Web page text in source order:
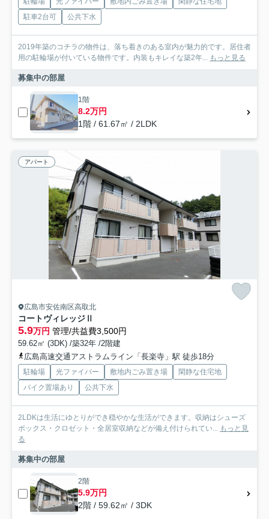
駐車2台可
公共下水
2019年築のコチラの物件は、落ち着きのある室内が魅力的です。居住者
用の駐輪場が付いている物件です。内装もキレイな築2年... もっと見る
募集中の部屋
1階
8.2万円
1階 / 61.67㎡ / 2LDK
アパート
広島市安佐南区高取北
コートヴィレッジⅡ
5.9万円 管理/共益費3,500円
59.62㎡ (3DK) /築32年 /2階建
広島高速交通アストラムライン「長楽寺」駅 徒歩18分
駐輪場 光ファイバー 敷地内ごみ置き場
閑静な住宅地
バイク置場あり
公共下水
2LDKは生活にゆとりができ穏やかな生活ができます。収納はシューズ
ボックス・クロゼット・全居室収納などが備え付けられてい... もっと見
る
募集中の部屋
2階
5.9万円
2階 / 59.62㎡ / 3DK